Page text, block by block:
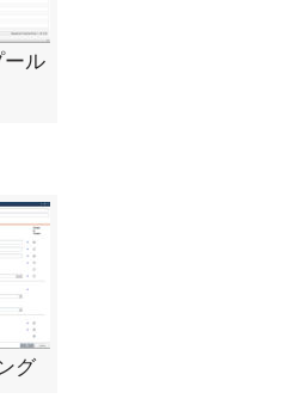
ール
グ